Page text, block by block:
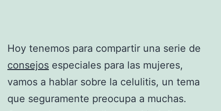
Hoy tenemos para compartir una serie de
consejos especiales para las mujeres,
vamos a hablar sobre la celulitis, un tema
que seguramente preocupa a muchas.